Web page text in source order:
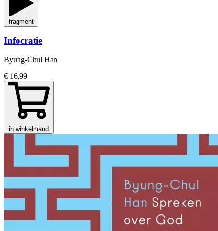
fragment
Infocratie
Byung-Chul Han
€ 16,99
in winkelmand